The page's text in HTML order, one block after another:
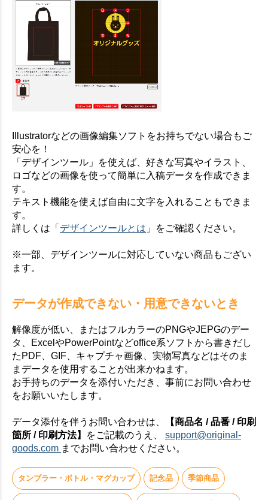
Illustratorなどの画像編集ソフトをお持ちでない場合もご
安心を！
「デザインツール」を使えば、好きな写真やイラスト、
ロゴなどの画像を使って簡単に入稿データを作成できま
す。
テキスト機能を使えば自由に文字を入れることもできま
す。
詳しくは「 デザインツールとは 」をご確認ください。
※一部、デザインツールに対応していない商品もござい
ます。
データが作成できない・用意できないとき
解像度が低い、またはフルカラーのPNGやJEPGのデー
タ、ExcelやPowerPointなどoffice系ソフトから書きだし
たPDF、GIF、キャプチャ画像、実物写真などはそのま
まデータを使用することが出来かねます。
お手持ちのデータを添付いただき、事前にお問い合わせ
をお願いいたします。
データ添付を伴うお問い合わせは、
【商品名 / 品番 / 印刷
箇所 / 印刷方法】
をご記載のうえ、 support@original-
goods.com までお問い合わせください。
タンブラー・ボトル・マグカップ 記念品 季節商品